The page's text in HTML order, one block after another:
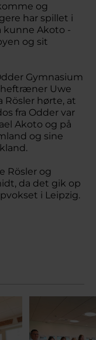
og
har spillet i
kunne Akoto -
og sit
Gymnasium
Uwe
Rösler hørte, at
fra Odder var
Akoto og på
og sine
Rösler og
da det gik op
i Leipzig.